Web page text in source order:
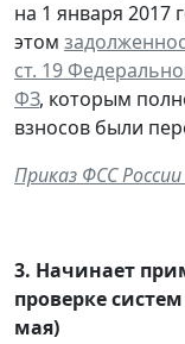
на 1 января 2017
этом
ст. 19
ФЗ, которым
взносов были
Приказ ФСС
3. Начинает
проверке
мая)